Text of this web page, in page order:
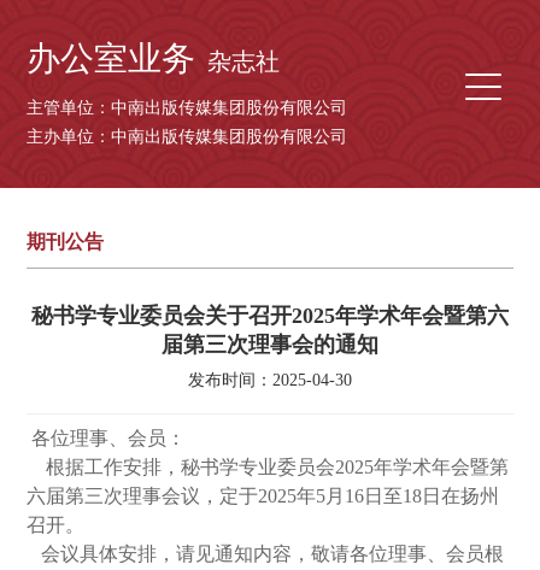
办公室业务 杂志社
主管单位：中南出版传媒集团股份有限公司
主办单位：中南出版传媒集团股份有限公司
期刊公告
秘书学专业委员会关于召开2025年学术年会暨第六
届第三次理事会的通知
发布时间：2025-04-30
各位理事、会员：
根据工作安排，秘书学专业委员会2025年学术年会暨第
六届第三次理事会议，定于2025年5月16日至18日在扬州
召开。
会议具体安排，请见通知内容，敬请各位理事、会员根